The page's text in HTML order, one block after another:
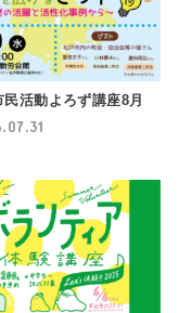
民活動よろず講座8月